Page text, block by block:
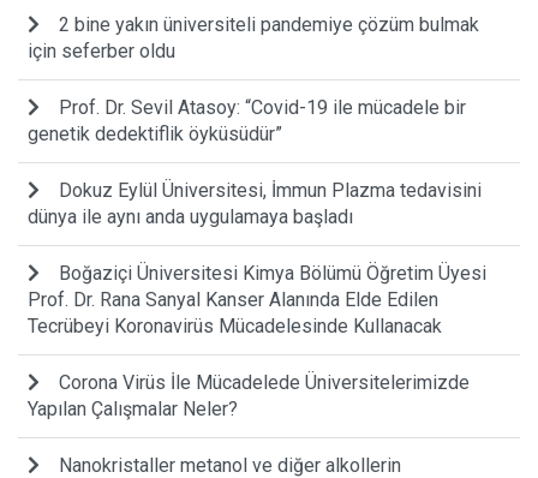
2 bine yakın üniversiteli pandemiye çözüm bulmak
için seferber oldu
Prof. Dr. Sevil Atasoy: “Covid-19 ile mücadele bir
genetik dedektiflik öyküsüdür”
Dokuz Eylül Üniversitesi, İmmun Plazma tedavisini
dünya ile aynı anda uygulamaya başladı
Boğaziçi Üniversitesi Kimya Bölümü Öğretim Üyesi
Prof. Dr. Rana Sanyal Kanser Alanında Elde Edilen
Tecrübeyi Koronavirüs Mücadelesinde Kullanacak
Corona Virüs İle Mücadelede Üniversitelerimizde
Yapılan Çalışmalar Neler?
Nanokristaller metanol ve diğer alkollerin